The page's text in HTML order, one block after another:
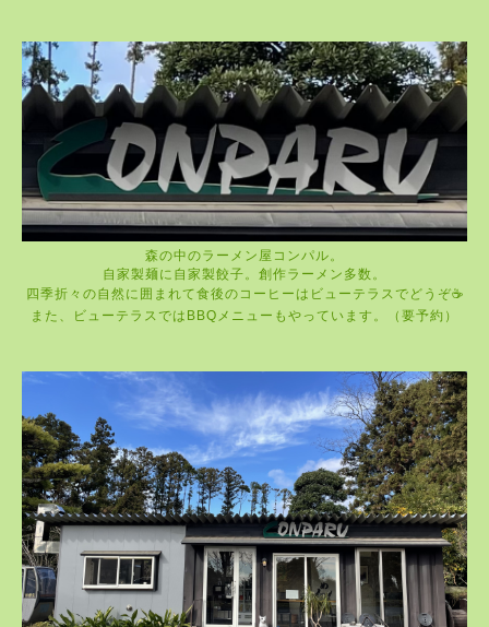
森の中のラーメン屋コンパル。
自家製麺に自家製餃子。創作ラーメン多数。
四季折々の自然に囲まれて食後のコーヒーはビューテラスでどうぞ☕️
また、ビューテラスではBBQメニューもやっています。（要予約）